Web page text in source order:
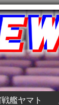
艦ヤマト